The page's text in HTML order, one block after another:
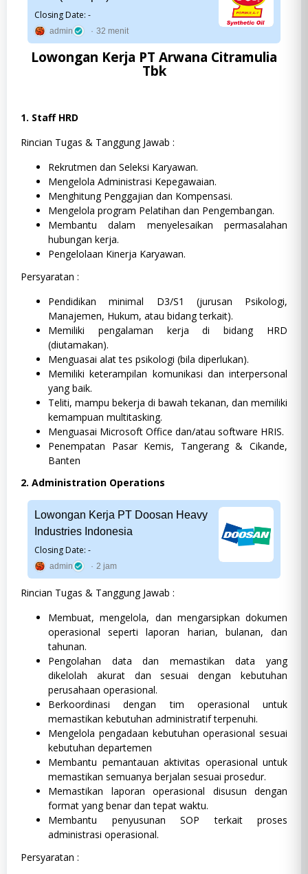
Closing Date: -
admin 32 menit
Lowongan Kerja PT Arwana Citramulia
Tbk
1. Staff HRD
Rincian Tugas & Tanggung Jawab :
Rekrutmen dan Seleksi Karyawan.
Mengelola Administrasi Kepegawaian.
Menghitung Penggajian dan Kompensasi.
Mengelola program Pelatihan dan Pengembangan.
Membantu dalam menyelesaikan permasalahan
hubungan kerja.
Pengelolaan Kinerja Karyawan.
Persyaratan :
Pendidikan minimal D3/S1 (jurusan Psikologi,
Manajemen, Hukum, atau bidang terkait).
Memiliki pengalaman kerja di bidang HRD
(diutamakan).
Menguasai alat tes psikologi (bila diperlukan).
Memiliki keterampilan komunikasi dan interpersonal
yang baik.
Teliti, mampu bekerja di bawah tekanan, dan memiliki
kemampuan multitasking.
Menguasai Microsoft Office dan/atau software HRIS.
Penempatan Pasar Kemis, Tangerang & Cikande,
Banten
2. Administration Operations
Lowongan Kerja PT Doosan Heavy
Industries Indonesia
Closing Date: -
admin 2 jam
Rincian Tugas & Tanggung Jawab :
Membuat, mengelola, dan mengarsipkan dokumen
operasional seperti laporan harian, bulanan, dan
tahunan.
Pengolahan data dan memastikan data yang
dikelolah akurat dan sesuai dengan kebutuhan
perusahaan operasional.
Berkoordinasi dengan tim operasional untuk
memastikan kebutuhan administratif terpenuhi.
Mengelola pengadaan kebutuhan operasional sesuai
kebutuhan departemen
Membantu pemantauan aktivitas operasional untuk
memastikan semuanya berjalan sesuai prosedur.
Memastikan laporan operasional disusun dengan
format yang benar dan tepat waktu.
Membantu penyusunan SOP terkait proses
administrasi operasional.
Persyaratan :